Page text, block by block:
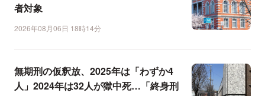
者対象
2026年08月06日 18時14分
無期刑の仮釈放、2025年は「わずか4
人」2024年は32人が獄中死…「終身刑